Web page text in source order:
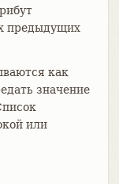
предыдущих
как
значение
или